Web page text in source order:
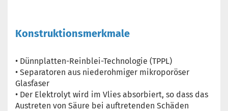
Konstruktionsmerkmale
• Dünnplatten-Reinblei-Technologie (TPPL)
• Separatoren aus niederohmiger mikroporöser
Glasfaser
• Der Elektrolyt wird im Vlies absorbiert, so dass das
Austreten von Säure bei auftretenden Schäden